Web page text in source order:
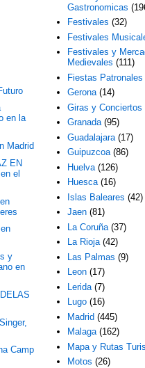
en la
Madrid
EN
el
y
en
Camp
Gastronomicas
Festivales (32)
Festivales
Festivales y
Medievales (111)
Fiestas Patronales
Gerona (14)
Giras y Conciertos
Granada (95)
Guadalajara (17)
Guipuzcoa (86)
Huelva (126)
Huesca (16)
Islas Baleares (42)
Jaen (81)
La Coruña (37)
La Rioja (42)
Las Palmas (9)
Leon (17)
Lerida (7)
Lugo (16)
Madrid (445)
Malaga (162)
Mapa y Rutas
Motos (26)